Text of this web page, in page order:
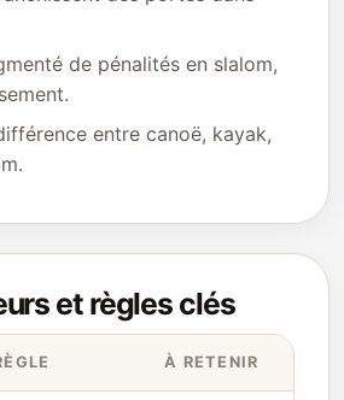
de pénalités en slalom,
entre canoë, kayak,
et règles clés
À RETENIR